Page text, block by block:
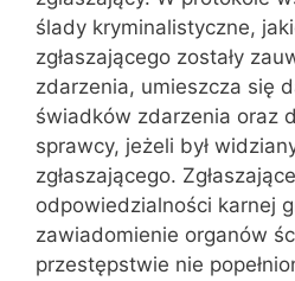
ślady kryminalistyczne,
zgłaszającego zostały
zdarzenia, umieszcza się
świadków zdarzenia oraz
sprawcy, jeżeli był
zgłaszającego.
odpowiedzialności karnej
zawiadomienie organów
przestępstwie nie